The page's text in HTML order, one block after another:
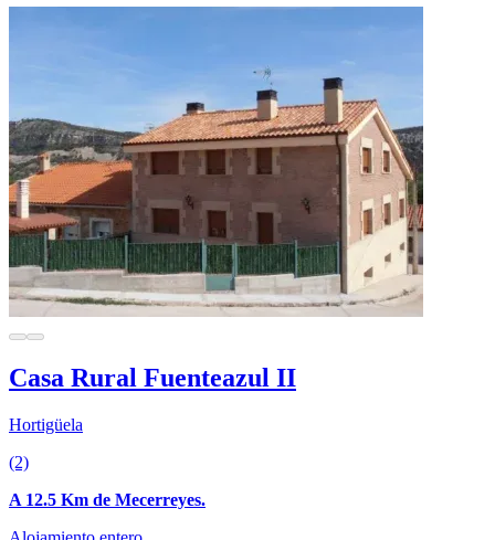
Casa Rural Fuenteazul II
Hortigüela
(2)
A 12.5 Km de Mecerreyes.